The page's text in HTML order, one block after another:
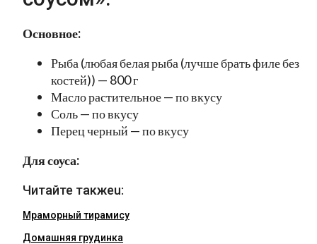
Основное:
Рыба (любая белая рыба (лучше брать филе без
костей)) — 800 г
Масло растительное — по вкусу
Соль — по вкусу
Перец черный — по вкусу
Для соуса:
Читайте такжеu:
Мраморный тирамису
Домашняя грудинка